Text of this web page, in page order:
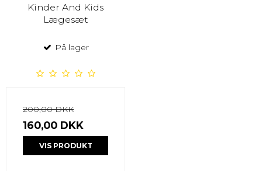
Kinder And Kids
Lægesæt
På lager
200,00 DKK
160,00 DKK
VIS PRODUKT